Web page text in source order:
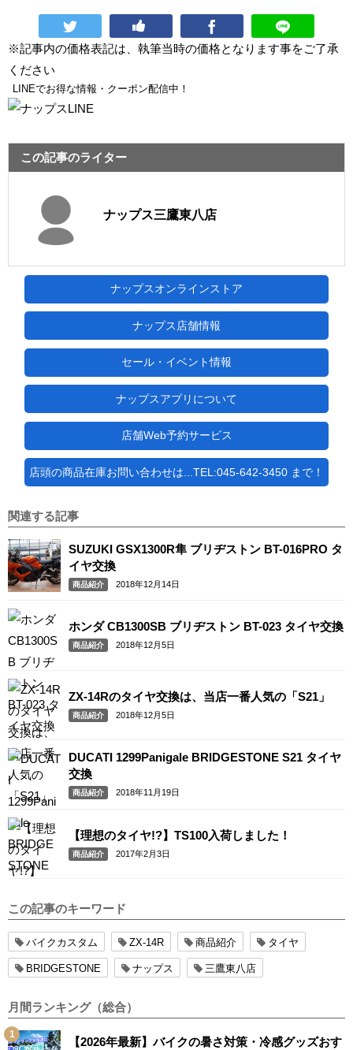
※記事内の価格表記は、執筆当時の価格となります事をご了承
ください
LINEでお得な情報・クーポン配信中！
この記事のライター
ナップス三鷹東八店
ナップスオンラインストア
ナップス店舗情報
セール・イベント情報
ナップスアプリについて
店舗Web予約サービス
店頭の商品在庫お問い合わせは...TEL:045-642-3450 まで！
関連する記事
SUZUKI GSX1300R隼 ブリヂストン BT-016PRO タ
イヤ交換
商品紹介 2018年12月14日
ホンダ CB1300SB ブリヂストン BT-023 タイヤ交換
商品紹介 2018年12月5日
ZX-14Rのタイヤ交換は、当店一番人気の「S21」
商品紹介 2018年12月5日
DUCATI 1299Panigale BRIDGESTONE S21 タイヤ
交換
商品紹介 2018年11月19日
【理想のタイヤ!?】TS100入荷しました！
商品紹介 2017年2月3日
この記事のキーワード
バイクカスタム ZX-14R 商品紹介 タイヤ
BRIDGESTONE ナップス 三鷹東八店
月間ランキング（総合）
【2026年最新】バイクの暑さ対策・冷感グッズおす